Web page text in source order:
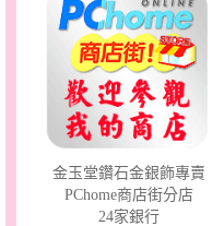
金玉堂鑽石金銀飾專賣
PChome商店街分店
24家銀行